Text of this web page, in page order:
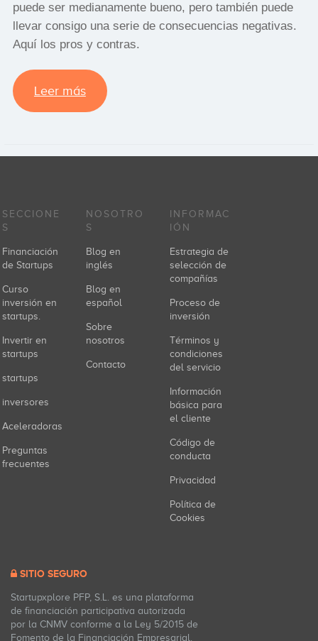
puede ser medianamente bueno, pero también puede
llevar consigo una serie de consecuencias negativas.
Aquí los pros y contras.
Leer más
SECCIONE
S
Financiación
de Startups
Curso
inversión en
startups.
Invertir en
startups
startups
inversores
Aceleradoras
Preguntas
frecuentes
NOSOTRO
S
Blog en
inglés
Blog en
español
Sobre
nosotros
Contacto
INFORMAC
IÓN
Estrategia de
selección de
compañías
Proceso de
inversión
Términos y
condiciones
del servicio
Información
básica para
el cliente
Código de
conducta
Privacidad
Política de
Cookies
SITIO SEGURO
Startupxplore PFP, S.L. es una plataforma
de financiación participativa autorizada
por la CNMV conforme a la Ley 5/2015 de
Fomento de la Financiación Empresarial.